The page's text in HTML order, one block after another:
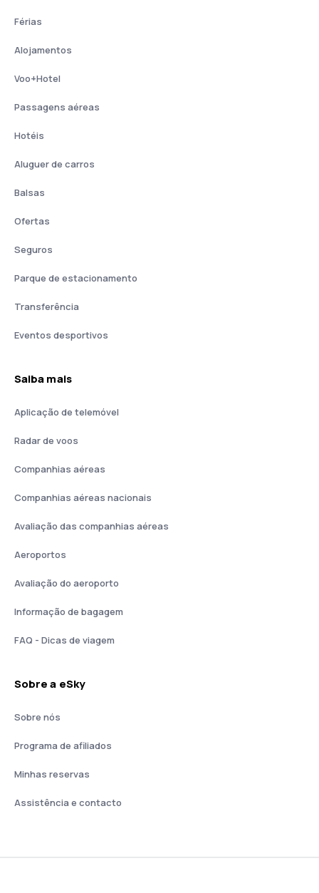
Férias
Alojamentos
Voo+Hotel
Passagens aéreas
Hotéis
Aluguer de carros
Balsas
Ofertas
Seguros
Parque de estacionamento
Transferência
Eventos desportivos
Saiba mais
Aplicação de telemóvel
Radar de voos
Companhias aéreas
Companhias aéreas nacionais
Avaliação das companhias aéreas
Aeroportos
Avaliação do aeroporto
Informação de bagagem
FAQ - Dicas de viagem
Sobre a eSky
Sobre nós
Programa de afiliados
Minhas reservas
Assistência e contacto